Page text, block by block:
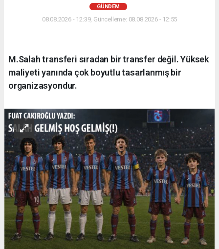
GÜNDEM
08.08.2026 - 12:39, Güncelleme: 08.08.2026 - 12:55
M.Salah transferi sıradan bir transfer değil. Yüksek
maliyeti yanında çok boyutlu tasarlanmış bir
organizasyondur.